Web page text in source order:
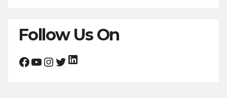
Follow Us On
Facebook YouTube Instagram Twitter LinkedIn